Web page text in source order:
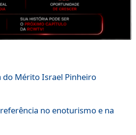
Mérito Israel Pinheiro
no enoturismo e na